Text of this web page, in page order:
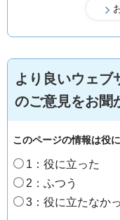
より良いウェブ
のご意見をお聞
このページの情報は役
1：役に立った
2：ふつう
3：役に立たなか